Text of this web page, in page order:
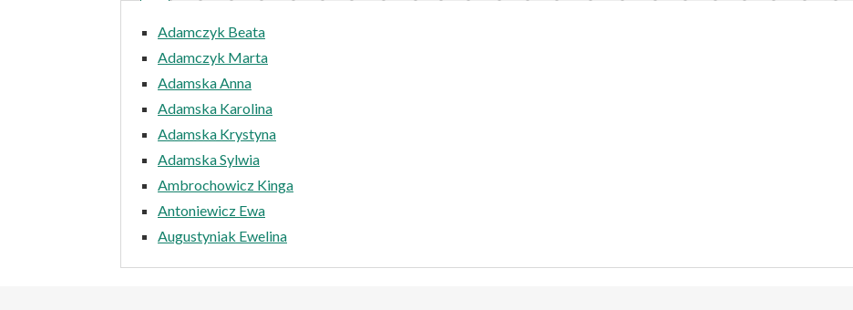
Adamczyk Beata
Adamczyk Marta
Adamska Anna
Adamska Karolina
Adamska Krystyna
Adamska Sylwia
Ambrochowicz Kinga
Antoniewicz Ewa
Augustyniak Ewelina